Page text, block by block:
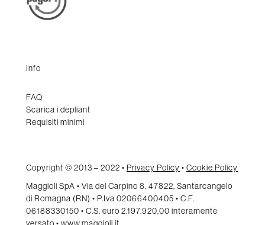
Info
FAQ
Scarica i depliant
Requisiti minimi
Copyright © 2013 – 2022 • Privacy Policy • Cookie Policy
Maggioli SpA • Via del Carpino 8, 47822, Santarcangelo
di Romagna (RN) • P.Iva 02066400405 • C.F.
06188330150 • C.S. euro 2.197.920,00 interamente